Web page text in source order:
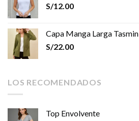
S/12.00
Capa Manga Larga Tasmin
S/22.00
LOS RECOMENDADOS
Top Envolvente